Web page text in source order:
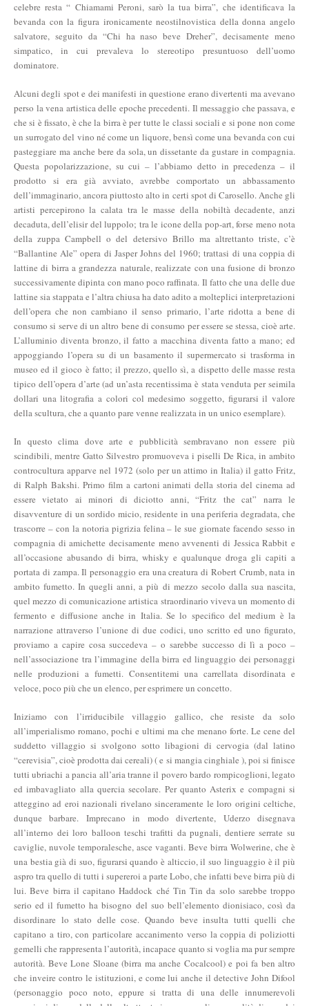
celebre resta “ Chiamami Peroni, sarò la tua birra”, che identificava la
bevanda con la figura ironicamente neostilnovistica della donna angelo
salvatore, seguito da “Chi ha naso beve Dreher”, decisamente meno
simpatico, in cui prevaleva lo stereotipo presuntuoso dell’uomo
dominatore.
Alcuni degli spot e dei manifesti in questione erano divertenti ma avevano
perso la vena artistica delle epoche precedenti. Il messaggio che passava, e
che si è fissato, è che la birra è per tutte le classi sociali e si pone non come
un surrogato del vino né come un liquore, bensì come una bevanda con cui
pasteggiare ma anche bere da sola, un dissetante da gustare in compagnia.
Questa popolarizzazione, su cui – l’abbiamo detto in precedenza – il
prodotto si era già avviato, avrebbe comportato un abbassamento
dell’immaginario, ancora piuttosto alto in certi spot di Carosello. Anche gli
artisti percepirono la calata tra le masse della nobiltà decadente, anzi
decaduta, dell’elisir del luppolo; tra le icone della pop-art, forse meno nota
della zuppa Campbell o del detersivo Brillo ma altrettanto triste, c’è
“Ballantine Ale” opera di Jasper Johns del 1960; trattasi di una coppia di
lattine di birra a grandezza naturale, realizzate con una fusione di bronzo
successivamente dipinta con mano poco raffinata. Il fatto che una delle due
lattine sia stappata e l’altra chiusa ha dato adito a molteplici interpretazioni
dell’opera che non cambiano il senso primario, l’arte ridotta a bene di
consumo si serve di un altro bene di consumo per essere se stessa, cioè arte.
L’alluminio diventa bronzo, il fatto a macchina diventa fatto a mano; ed
appoggiando l’opera su di un basamento il supermercato si trasforma in
museo ed il gioco è fatto; il prezzo, quello sì, a dispetto delle masse resta
tipico dell’opera d’arte (ad un’asta recentissima è stata venduta per seimila
dollari una litografia a colori col medesimo soggetto, figurarsi il valore
della scultura, che a quanto pare venne realizzata in un unico esemplare).
In questo clima dove arte e pubblicità sembravano non essere più
scindibili, mentre Gatto Silvestro promuoveva i piselli De Rica, in ambito
controcultura apparve nel 1972 (solo per un attimo in Italia) il gatto Fritz,
di Ralph Bakshi. Primo film a cartoni animati della storia del cinema ad
essere vietato ai minori di diciotto anni, “Fritz the cat” narra le
disavventure di un sordido micio, residente in una periferia degradata, che
trascorre – con la notoria pigrizia felina – le sue giornate facendo sesso in
compagnia di amichette decisamente meno avvenenti di Jessica Rabbit e
all’occasione abusando di birra, whisky e qualunque droga gli capiti a
portata di zampa. Il personaggio era una creatura di Robert Crumb, nata in
ambito fumetto. In quegli anni, a più di mezzo secolo dalla sua nascita,
quel mezzo di comunicazione artistica straordinario viveva un momento di
fermento e diffusione anche in Italia. Se lo specifico del medium è la
narrazione attraverso l’unione di due codici, uno scritto ed uno figurato,
proviamo a capire cosa succedeva – o sarebbe successo di lì a poco –
nell’associazione tra l’immagine della birra ed linguaggio dei personaggi
nelle produzioni a fumetti. Consentitemi una carrellata disordinata e
veloce, poco più che un elenco, per esprimere un concetto.
Iniziamo con l’irriducibile villaggio gallico, che resiste da solo
all’imperialismo romano, pochi e ultimi ma che menano forte. Le cene del
suddetto villaggio si svolgono sotto libagioni di cervogia (dal latino
“cerevisia”, cioè prodotta dai cereali) ( e si mangia cinghiale ), poi si finisce
tutti ubriachi a pancia all’aria tranne il povero bardo rompicoglioni, legato
ed imbavagliato alla quercia secolare. Per quanto Asterix e compagni si
atteggino ad eroi nazionali rivelano sinceramente le loro origini celtiche,
dunque barbare. Imprecano in modo divertente, Uderzo disegnava
all’interno dei loro balloon teschi trafitti da pugnali, dentiere serrate su
caviglie, nuvole temporalesche, asce vaganti. Beve birra Wolwerine, che è
una bestia già di suo, figurarsi quando è alticcio, il suo linguaggio è il più
aspro tra quello di tutti i supereroi a parte Lobo, che infatti beve birra più di
lui. Beve birra il capitano Haddock ché Tin Tin da solo sarebbe troppo
serio ed il fumetto ha bisogno del suo bell’elemento dionisiaco, così da
disordinare lo stato delle cose. Quando beve insulta tutti quelli che
capitano a tiro, con particolare accanimento verso la coppia di poliziotti
gemelli che rappresenta l’autorità, incapace quanto si voglia ma pur sempre
autorità. Beve Lone Sloane (birra ma anche Cocalcool) e poi fa ben altro
che inveire contro le istituzioni, e come lui anche il detective John Difool
(personaggio poco noto, eppure si tratta di una delle innumerevoli